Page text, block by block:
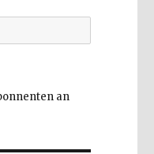
an